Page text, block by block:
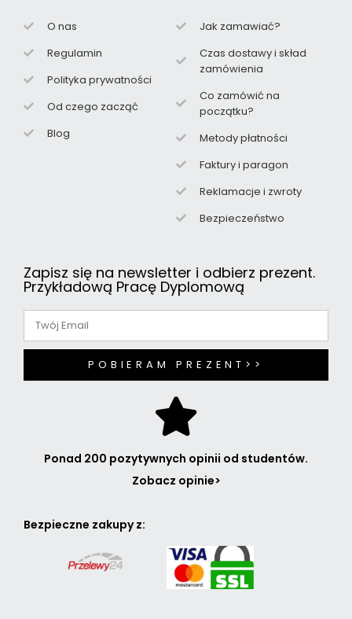
O nas
Regulamin
Polityka prywatności
Od czego zacząć
Blog
Jak zamawiać?
Czas dostawy i skład
zamówienia
Co zamówić na
początku?
Metody płatności
Faktury i paragon
Reklamacje i zwroty
Bezpieczeństwo
Zapisz się na newsletter i odbierz prezent.
Przykładową Pracę Dyplomową
POBIERAM PREZENT>>
Ponad 200 pozytywnych opinii od studentów.
Zobacz opinie>
Bezpieczne zakupy z: